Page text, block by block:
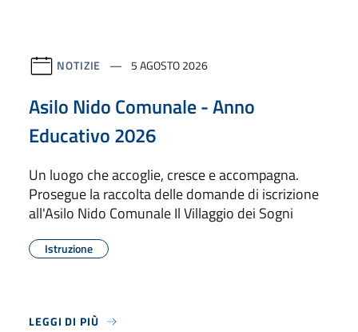
NOTIZIE 5 AGOSTO 2026
Asilo Nido Comunale - Anno
Educativo 2026
Un luogo che accoglie, cresce e accompagna.
Prosegue la raccolta delle domande di iscrizione
all'Asilo Nido Comunale Il Villaggio dei Sogni
Istruzione
LEGGI DI PIÙ